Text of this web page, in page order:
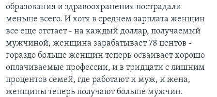
образования и здравоохранения пострадали
меньше всего. И хотя в среднем зарплата женщин
все еще отстает - на каждый доллар, получаемый
мужчиной, женщина зарабатывает 78 центов -
гораздо больше женщин теперь осваивает хорошо
оплачиваемые профессии, и в тридцати с лишним
процентов семей, где работают и муж, и жена,
женщины теперь получают больше мужчин.